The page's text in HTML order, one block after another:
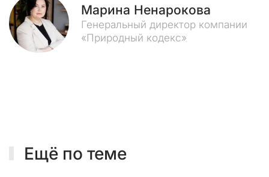
Марина Ненарокова
Генеральный директор компании
«Природный кодекс»
Ещё по теме
К
о
д
е
е